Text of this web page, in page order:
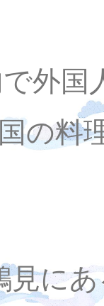
外国
の料
見に